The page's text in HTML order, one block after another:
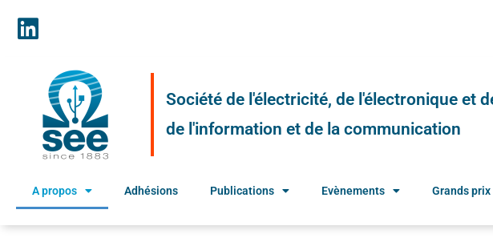
Société de l'électricité, de l'électronique et
de l'information et de la communication
A propos Adhésions Publications Evènements Grands prix